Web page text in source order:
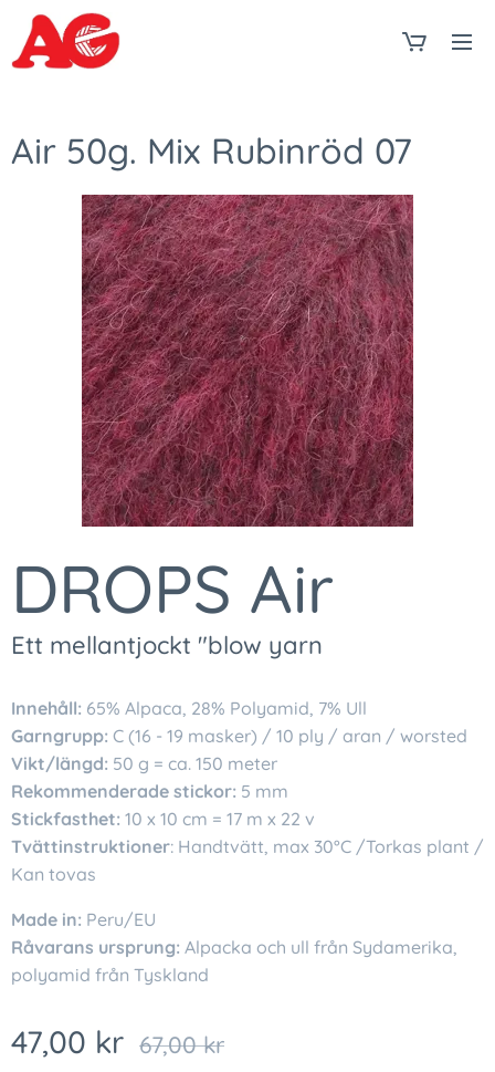
Air 50g. Mix Rubinröd 07
DROPS Air
Ett mellantjockt "blow yarn
Innehåll: 65% Alpaca, 28% Polyamid, 7% Ull
Garngrupp: C (16 - 19 masker) / 10 ply / aran / worsted
Vikt/längd: 50 g = ca. 150 meter
Rekommenderade stickor: 5 mm
Stickfasthet: 10 x 10 cm = 17 m x 22 v
Tvättinstruktioner: Handtvätt, max 30°C /Torkas plant /
Kan tovas
Made in: Peru/EU
Råvarans ursprung: Alpacka och ull från Sydamerika,
polyamid från Tyskland
47,00 kr 67,00kr